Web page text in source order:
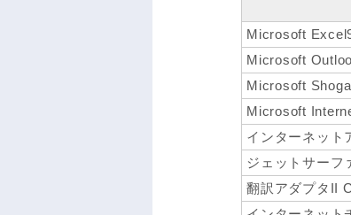
Microsoft
Microsoft
Microsoft
Microsoft
インターネット
ジェットサーフ
翻訳アダプタII